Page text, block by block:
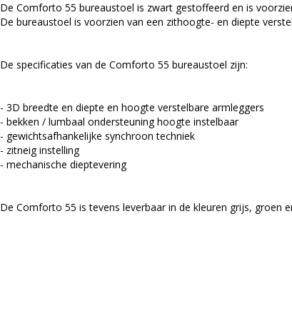
De Comforto 55 bureaustoel is zwart gestoffeerd en is
De bureaustoel is voorzien van een zithoogte- en diepte
De specificaties van de Comforto 55 bureaustoel zijn:
- 3D breedte en diepte en hoogte verstelbare armleggers
- bekken / lumbaal ondersteuning hoogte instelbaar
- gewichtsafhankelijke synchroon techniek
- zitneig instelling
- mechanische dieptevering
De Comforto 55 is tevens leverbaar in de kleuren grijs, groen